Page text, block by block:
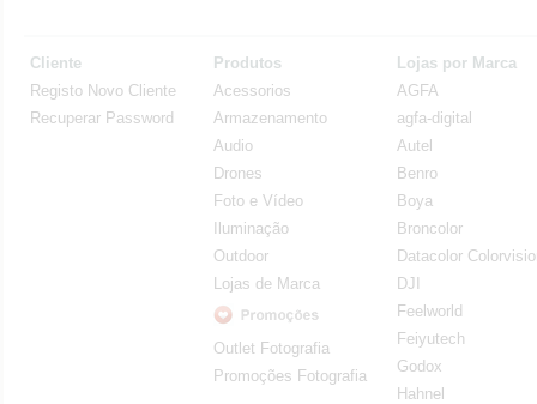
Cliente
Registo Novo Cliente
Recuperar Password
Produtos
Acessorios
Armazenamento
Audio
Drones
Foto e Vídeo
Iluminação
Outdoor
Lojas de Marca
Outlet Fotografia
Promoções Fotografia
Lojas por Marca
AGFA
agfa-digital
Autel
Benro
Boya
Broncolor
Datacolor
DJI
Feelworld
Feiyutech
Godox
Hahnel